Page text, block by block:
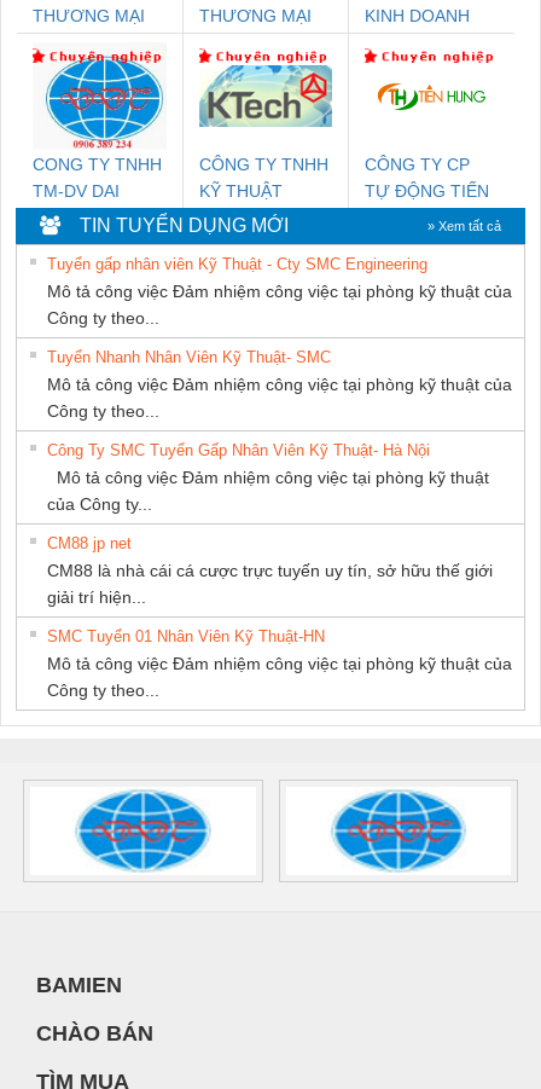
THƯƠNG MẠI
THUẬT ĐIỆN CƠ
GIA HƯNG PHÁT
THƯƠNG MẠI
NAM
KINH DOANH
PHƯƠNG NAM
CONG TY TNHH
TM-DV DAI
DONG THANH
CÔNG TY TNHH
KỸ THUẬT
KTECH VIỆT
NAM
CÔNG TY CP
TỰ ĐỘNG TIẾN
TIN TUYỂN DỤNG MỚI » Xem tất cả
Tuyển gấp nhân viên Kỹ Thuật - Cty SMC Engineering
Mô tả công việc Đảm nhiệm công việc tại phòng kỹ thuật của
Công ty theo...
Tuyển Nhanh Nhân Viên Kỹ Thuật- SMC
Mô tả công việc Đảm nhiệm công việc tại phòng kỹ thuật của
Công ty theo...
Công Ty SMC Tuyển Gấp Nhân Viên Kỹ Thuật- Hà Nội
Mô tả công việc Đảm nhiệm công việc tại phòng kỹ thuật
của Công ty...
CM88 jp net
CM88 là nhà cái cá cược trực tuyến uy tín, sở hữu thế giới
giải trí hiện...
SMC Tuyển 01 Nhân Viên Kỹ Thuật-HN
Mô tả công việc Đảm nhiệm công việc tại phòng kỹ thuật của
Công ty theo...
BAMIEN
CHÀO BÁN
TÌM MUA